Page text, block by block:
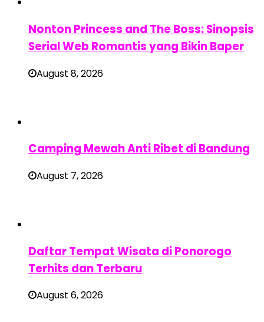
Nonton Princess and The Boss: Sinopsis
Serial Web Romantis yang Bikin Baper
August 8, 2026
Camping Mewah Anti Ribet di Bandung
August 7, 2026
Daftar Tempat Wisata di Ponorogo
Terhits dan Terbaru
August 6, 2026